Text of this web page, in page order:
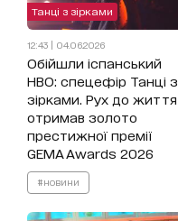
Танці з зірками
12:43 | 04.06.2026
Обійшли іспанський
HBO: спецефір Танці з
зірками. Рух до життя
отримав золото
престижної премії
GEMA Awards 2026
#новини